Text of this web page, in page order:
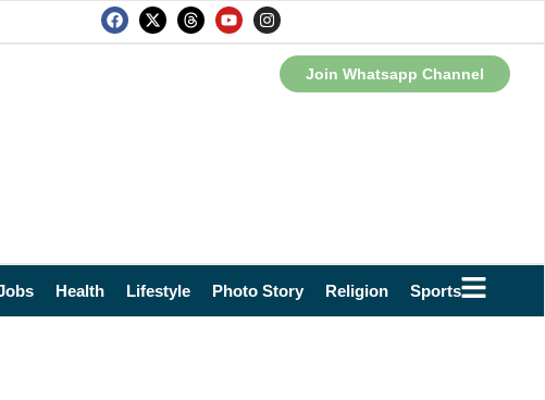
Join Whatsapp Channel
Health Lifestyle Photo Story Religion Sports